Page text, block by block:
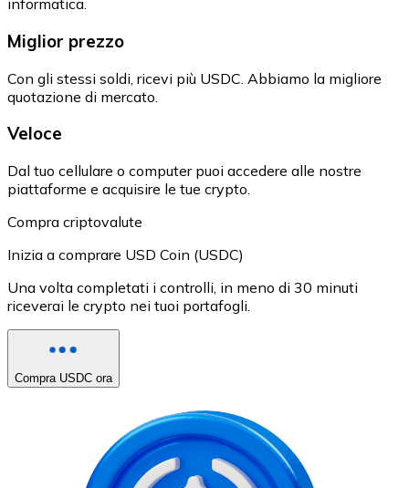
informatica.
Miglior prezzo
Con gli stessi soldi, ricevi più USDC. Abbiamo la migliore
quotazione di mercato.
Veloce
Dal tuo cellulare o computer puoi accedere alle nostre
piattaforme e acquisire le tue crypto.
Compra criptovalute
Inizia a comprare USD Coin (USDC)
Una volta completati i controlli, in meno di 30 minuti
riceverai le crypto nei tuoi portafogli.
Compra USDC ora